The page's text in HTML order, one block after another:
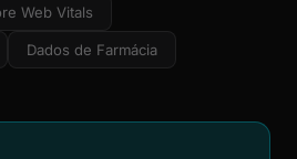
Web Vitals
Dados de Farmácia